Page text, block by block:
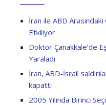
İran ile ABD
Etkiliyor
Doktor Çanakkale’de
Yaraladı
İran, ABD-İsrail
kapattı
2005 Yılında Birinci